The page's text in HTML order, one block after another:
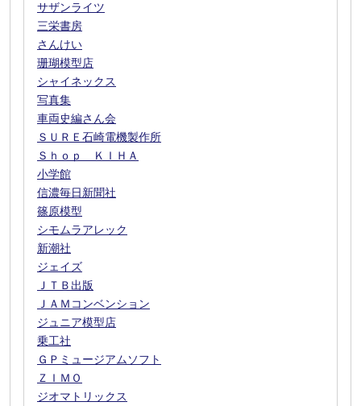
サザンライツ
三栄書房
さんけい
珊瑚模型店
シャイネックス
写真集
車両史編さん会
ＳＵＲＥ石崎電機製作所
Ｓｈｏｐ ＫＩＨＡ
小学館
信濃毎日新聞社
篠原模型
シモムラアレック
新潮社
ジェイズ
ＪＴＢ出版
ＪＡＭコンベンション
ジュニア模型店
乗工社
ＧＰミュージアムソフト
ＺＩＭＯ
ジオマトリックス